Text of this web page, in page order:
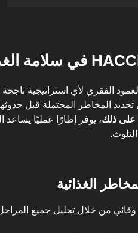
العمود الفقري لأي استراتيجية
تحديد المخاطر المحتملة قبل
على ذلك، يوفر إطارًا عمليًا